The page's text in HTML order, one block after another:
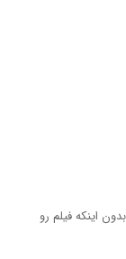
اینکه فیلم رو